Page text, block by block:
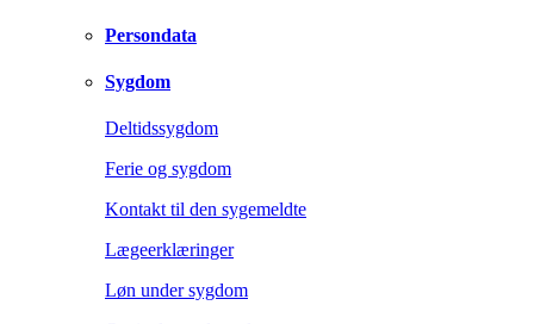
Persondata
Sygdom
Deltidssygdom
Ferie og sygdom
Kontakt til den sygemeldte
Lægeerklæringer
Løn under sygdom